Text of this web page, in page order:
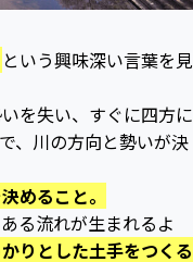
という興味深い言葉を見
を失い、すぐに四方に
、川の方向と勢いが決
めること。
る流れが生まれるよ
りとした土手をつくる